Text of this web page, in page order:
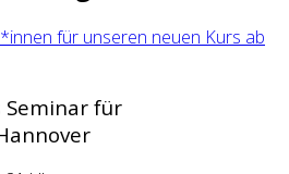
für unseren neuen Kurs ab
Seminar für